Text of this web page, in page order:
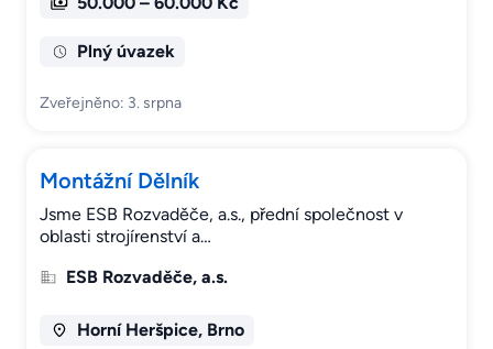
Plný úvazek
Zveřejněno: 3. srpna
Montážní Dělník
Jsme ESB Rozvaděče, a.s., přední společnost v
oblasti strojírenství a…
ESB Rozvaděče, a.s.
Horní Heršpice, Brno